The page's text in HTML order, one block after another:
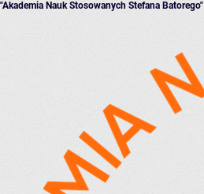
"Akademia Nauk Stosowanych Stefana Batorego"